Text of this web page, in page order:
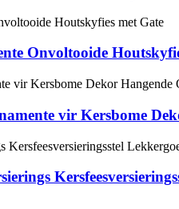
Onvoltooide
vir Kersbome